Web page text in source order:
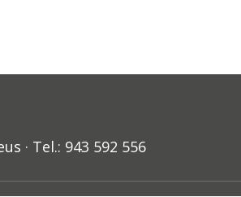
· Tel.: 943 592 556